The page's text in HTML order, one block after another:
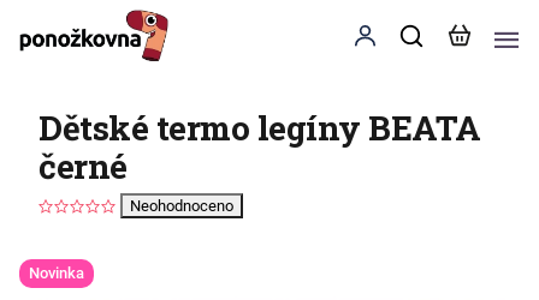
Dětské termo legíny BEATA
černé
Neohodnoceno
Novinka